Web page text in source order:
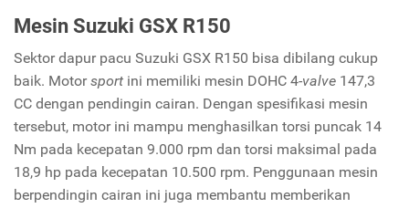
Mesin Suzuki GSX R150
Sektor dapur pacu Suzuki GSX R150 bisa dibilang cukup
baik. Motorsport ini memiliki mesin DOHC 4-valve 147,3
CC dengan pendingin cairan. Dengan spesifikasi mesin
tersebut, motor ini mampu menghasilkan torsi puncak 14
Nm pada kecepatan 9.000 rpm dan torsi maksimal pada
18,9 hp pada kecepatan 10.500 rpm. Penggunaan mesin
berpendingin cairan ini juga membantu memberikan